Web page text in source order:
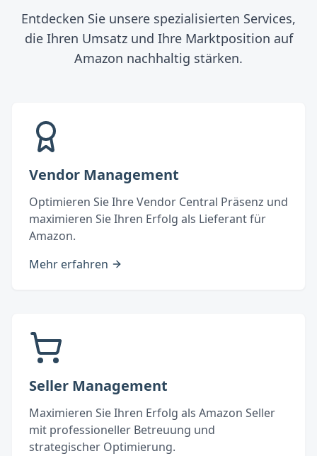
Entdecken Sie unsere spezialisierten Services,
die Ihren Umsatz und Ihre Marktposition auf
Amazon nachhaltig stärken.
Vendor Management
Optimieren Sie Ihre Vendor Central Präsenz und
maximieren Sie Ihren Erfolg als Lieferant für
Amazon.
Mehr erfahren
Seller Management
Maximieren Sie Ihren Erfolg als Amazon Seller
mit professioneller Betreuung und
strategischer Optimierung.